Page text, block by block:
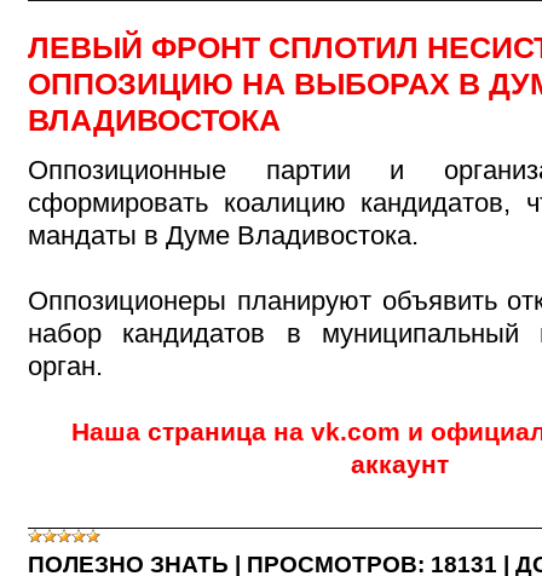
ЛЕВЫЙ ФРОНТ СПЛОТИЛ
ОППОЗИЦИЮ НА ВЫБОРАХ В
ВЛАДИВОСТОКА
Оппозиционные партии и
сформировать коалицию кандидатов,
мандаты в Думе Владивостока.
Оппозиционеры планируют объявить
набор кандидатов в муниципальный
орган.
Наша страницана vk.com и
аккаунт
ПОЛЕЗНО ЗНАТЬ ПРОСМОТРОВ: 18131